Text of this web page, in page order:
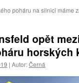
poháru na silnici máme
opět
horských
| Autor:Černá